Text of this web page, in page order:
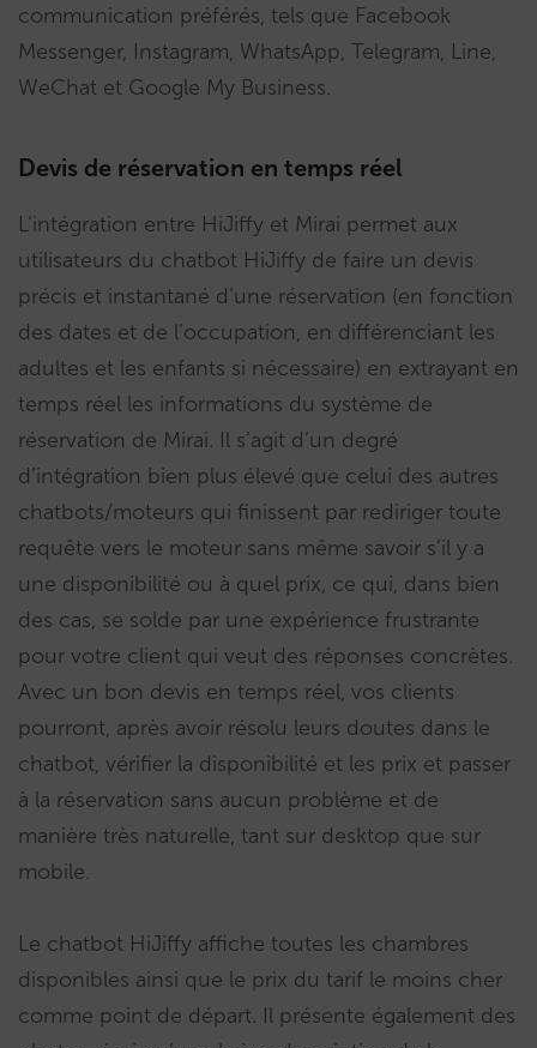
communication préférés, tels que Facebook
Messenger, Instagram, WhatsApp, Telegram, Line,
WeChat et Google My Business.
Devis de réservation en temps réel
L’intégration entre HiJiffy et Mirai permet aux
utilisateurs du chatbot HiJiffy de faire un devis
précis et instantané d’une réservation (en fonction
des dates et de l’occupation, en différenciant les
adultes et les enfants si nécessaire) en extrayant en
temps réel les informations du système de
réservation de Mirai. Il s’agit d’un degré
d’intégration bien plus élevé que celui des autres
chatbots/moteurs qui finissent par rediriger toute
requête vers le moteur sans même savoir s’il y a
une disponibilité ou à quel prix, ce qui, dans bien
des cas, se solde par une expérience frustrante
pour votre client qui veut des réponses concrètes.
Avec un bon devis en temps réel, vos clients
pourront, après avoir résolu leurs doutes dans le
chatbot, vérifier la disponibilité et les prix et passer
à la réservation sans aucun problème et de
manière très naturelle, tant sur desktop que sur
mobile.
Le chatbot HiJiffy affiche toutes les chambres
disponibles ainsi que le prix du tarif le moins cher
comme point de départ. Il présente également des